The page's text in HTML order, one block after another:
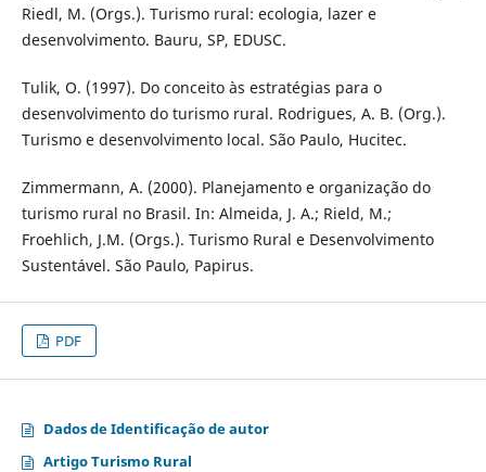
Riedl, M. (Orgs.). Turismo rural: ecologia, lazer e
desenvolvimento. Bauru, SP, EDUSC.
Tulik, O. (1997). Do conceito às estratégias para o
desenvolvimento do turismo rural. Rodrigues, A. B. (Org.).
Turismo e desenvolvimento local. São Paulo, Hucitec.
Zimmermann, A. (2000). Planejamento e organização do
turismo rural no Brasil. In: Almeida, J. A.; Rield, M.;
Froehlich, J.M. (Orgs.). Turismo Rural e Desenvolvimento
Sustentável. São Paulo, Papirus.
PDF
Dados de Identificação de autor
Artigo Turismo Rural